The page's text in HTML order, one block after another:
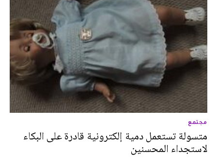
مجتمع
متسولة تستعمل دمية إلكترونية قادرة على البكاء
لاستجداء المحسنين